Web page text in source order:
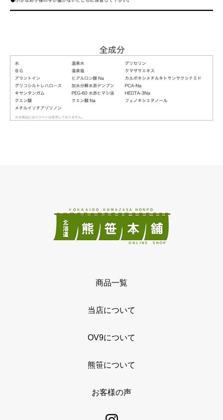
商品一覧
当店について
OV9について
熊笹について
お客様の声